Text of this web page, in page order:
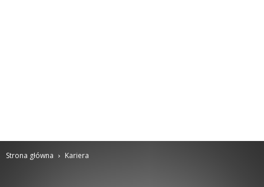
Strona główna Kariera